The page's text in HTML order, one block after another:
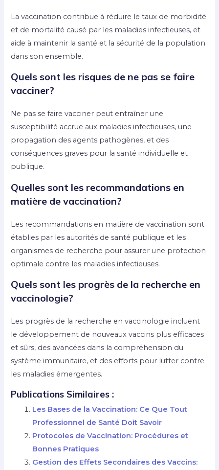
La vaccination contribue à réduire le taux de morbidité
et de mortalité causé par les maladies infectieuses, et
aide à maintenir la santé et la sécurité de la population
dans son ensemble.
Quels sont les risques de ne pas se faire
vacciner?
Ne pas se faire vacciner peut entraîner une
susceptibilité accrue aux maladies infectieuses, une
propagation des agents pathogènes, et des
conséquences graves pour la santé individuelle et
publique.
Quelles sont les recommandations en
matière de vaccination?
Les recommandations en matière de vaccination sont
établies par les autorités de santé publique et les
organismes de recherche pour assurer une protection
optimale contre les maladies infectieuses.
Quels sont les progrès de la recherche en
vaccinologie?
Les progrès de la recherche en vaccinologie incluent
le développement de nouveaux vaccins plus efficaces
et sûrs, des avancées dans la compréhension du
système immunitaire, et des efforts pour lutter contre
les maladies émergentes.
Publications Similaires :
Les Bases de la Vaccination: Ce Que Tout
Professionnel de Santé Doit Savoir
Protocoles de Vaccination: Procédures et
Bonnes Pratiques
Gestion des Effets Secondaires des Vaccins: